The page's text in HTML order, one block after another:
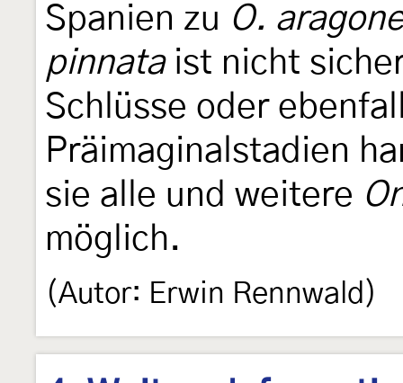
Spanien zu O.
pinnataist nicht
Schlüsse oder
Präimaginalstadien
sie alle und weitere
möglich.
(Autor: Erwin Rennwald)